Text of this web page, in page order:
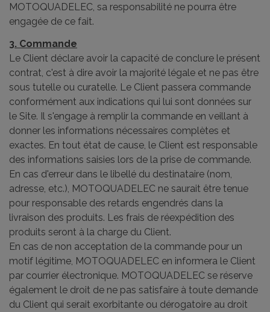
MOTOQUADELEC, sa responsabilité ne pourra être
engagée de ce fait.
3. Commande
Le Client déclare avoir la capacité de conclure le présent
contrat, c'est à dire avoir la majorité légale et ne pas être
sous tutelle ou curatelle. Le Client passera commande
conformément aux indications qui lui sont données sur
le Site. Il s'engage à remplir la commande en veillant à
donner les informations nécessaires complètes et
exactes. En tout état de cause, le Client est responsable
des informations saisies lors de la prise de commande.
En cas d'erreur dans le libellé du destinataire (nom,
adresse, etc.), MOTOQUADELEC ne saurait être tenue
pour responsable des retards engendrés dans la
livraison des produits. Les frais de réexpédition des
produits seront à la charge du Client.
En cas de non acceptation de la commande pour un
motif légitime, MOTOQUADELEC en informera le Client
par courrier électronique. MOTOQUADELEC se réserve
également le droit de ne pas satisfaire à toute demande
du Client qui serait exorbitante ou dérogatoire au droit